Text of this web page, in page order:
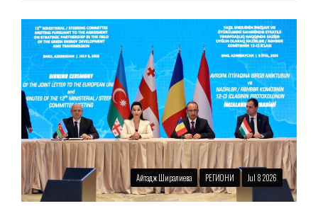
Айтадж Ширалиева РЕГИОНИ Jul 8 2026